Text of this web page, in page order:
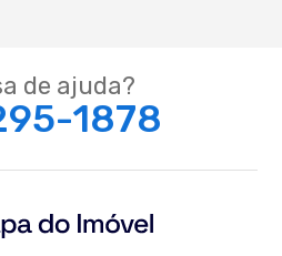
de ajuda?
1878